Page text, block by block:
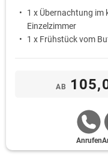
1 x Übernachtung im
Einzelzimmer
1 x Frühstück vom
AB
Anrufen